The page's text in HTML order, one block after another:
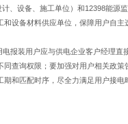
计、设备、施工单位）和12398能
设备材料供应单位，保障用户自主
报装用户应与供电企业客户经理
同查询权限；要加强对用户相关政
和匹配时序，尽全力满足用户接电